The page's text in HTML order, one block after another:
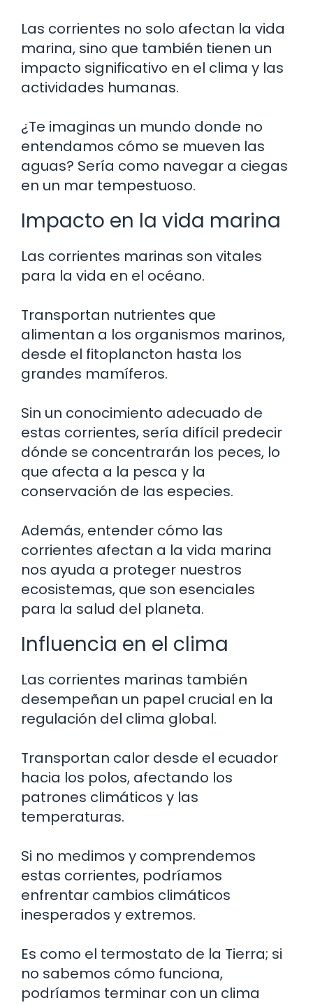
Las corrientes no solo afectan la vida
marina, sino que también tienen un
impacto significativo en el clima y las
actividades humanas.
¿Te imaginas un mundo donde no
entendamos cómo se mueven las
aguas? Sería como navegar a ciegas
en un mar tempestuoso.
Impacto en la vida marina
Las corrientes marinas son vitales
para la vida en el océano.
Transportan nutrientes que
alimentan a los organismos marinos,
desde el fitoplancton hasta los
grandes mamíferos.
Sin un conocimiento adecuado de
estas corrientes, sería difícil predecir
dónde se concentrarán los peces, lo
que afecta a la pesca y la
conservación de las especies.
Además, entender cómo las
corrientes afectan a la vida marina
nos ayuda a proteger nuestros
ecosistemas, que son esenciales
para la salud del planeta.
Influencia en el clima
Las corrientes marinas también
desempeñan un papel crucial en la
regulación del clima global.
Transportan calor desde el ecuador
hacia los polos, afectando los
patrones climáticos y las
temperaturas.
Si no medimos y comprendemos
estas corrientes, podríamos
enfrentar cambios climáticos
inesperados y extremos.
Es como el termostato de la Tierra; si
no sabemos cómo funciona,
podríamos terminar con un clima